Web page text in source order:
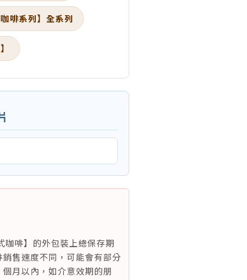
啡系列】全系列
咖啡】的外包裝上總保存期
售速度不同，可能會有部分
月以內，如介意效期的朋